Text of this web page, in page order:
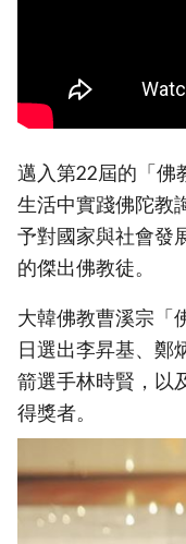
邁入第22屆的「佛
生活中實踐佛陀教
予對國家與社會發
的傑出佛教徒。
大韓佛教曹溪宗「
日選出李昇基、鄭
箭選手林時賢，以
得獎者。